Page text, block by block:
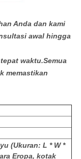
Anda dan kami
awal hingga
waktu.Semua
memastikan
(Ukuran: L * W *
Eropa, kotak